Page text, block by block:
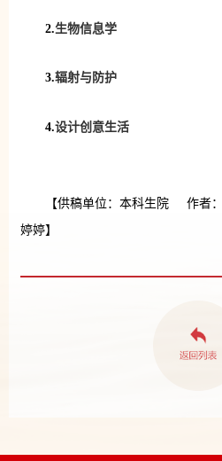
2.生物信息学
3.辐射与防护
4.设计创意生活
【供稿单位：本科生院 作者
婷婷】